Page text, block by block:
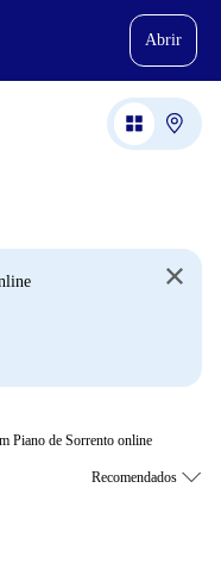
Abrir
Piano de Sorrento online